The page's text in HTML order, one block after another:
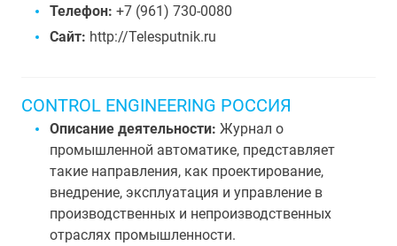
Телефон: +7 (961) 730-0080
Сайт: http://Telesputnik.ru
CONTROL ENGINEERING РОССИЯ
Описание деятельности: Журнал о
промышленной автоматике, представляет
такие направления, как проектирование,
внедрение, эксплуатация и управление в
производственных и непроизводственных
отраслях промышленности.